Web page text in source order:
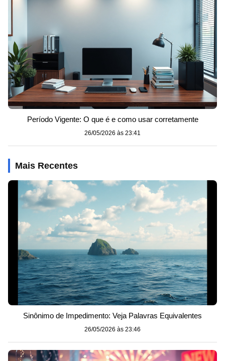
Período Vigente: O que é e como usar corretamente
26/05/2026 às 23:41
Mais Recentes
Sinônimo de Impedimento: Veja Palavras Equivalentes
26/05/2026 às 23:46